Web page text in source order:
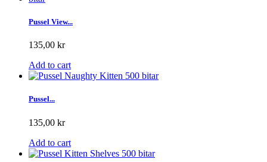
Pussel View...
135,00 kr
Add to cart
Pussel...
135,00 kr
Add to cart